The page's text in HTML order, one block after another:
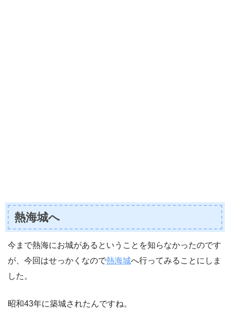
熱海城へ
今まで熱海にお城があるということを知らなかったのです
が、今回はせっかくなので熱海城へ行ってみることにしま
した。
昭和43年に築城されたんですね。